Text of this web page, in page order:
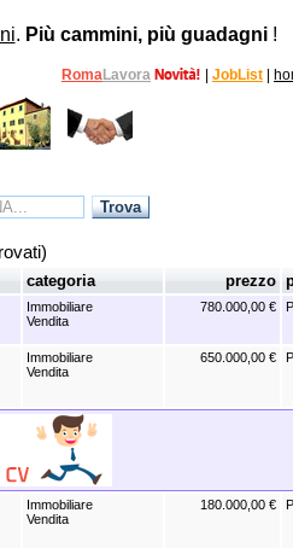
. Più cammini, più guadagni!
RomaLavora JobList
categoria prezzo
Immobiliare
Vendita
780.000,00 €
Immobiliare
Vendita
650.000,00 €
Immobiliare
Vendita
180.000,00 €